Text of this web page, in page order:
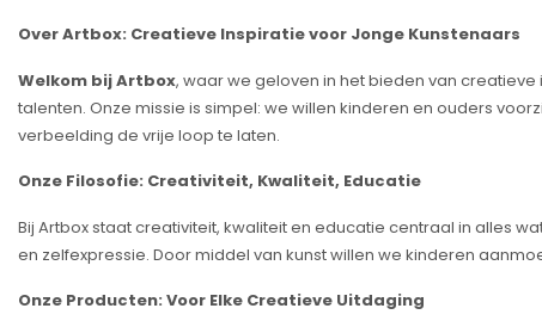
Over Artbox: Creatieve Inspiratie voor Jonge Kunstenaars
Welkom bij Artbox, waar we geloven in het bieden van
talenten. Onze missie is simpel: we willen kinderen en ouders
verbeelding de vrije loop te laten.
Onze Filosofie: Creativiteit, Kwaliteit, Educatie
Bij Artbox staat creativiteit, kwaliteit en educatie centraal in alles
en zelfexpressie. Door middel van kunst willen we kinderen
Onze Producten: Voor Elke Creatieve Uitdaging